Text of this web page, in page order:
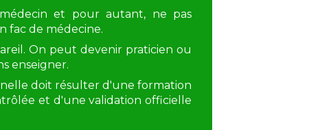
et pour autant, ne pas
fac de médecine.
On peut devenir praticien ou
enseigner.
doit résulter d'une formation
et d'une validation officielle